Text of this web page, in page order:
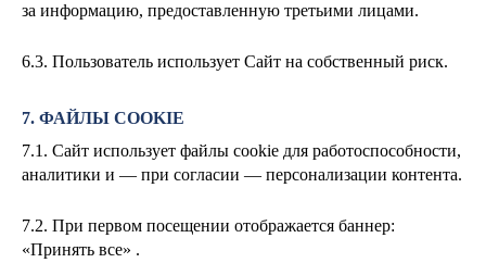
за информацию, предоставленную третьими лицами.
6.3. Пользователь использует Сайт на собственный риск.
7. ФАЙЛЫ COOKIE
7.1. Сайт использует файлы cookie для работоспособности,
аналитики и — при согласии — персонализации контента.
7.2. При первом посещении отображается баннер:
«Принять все» .